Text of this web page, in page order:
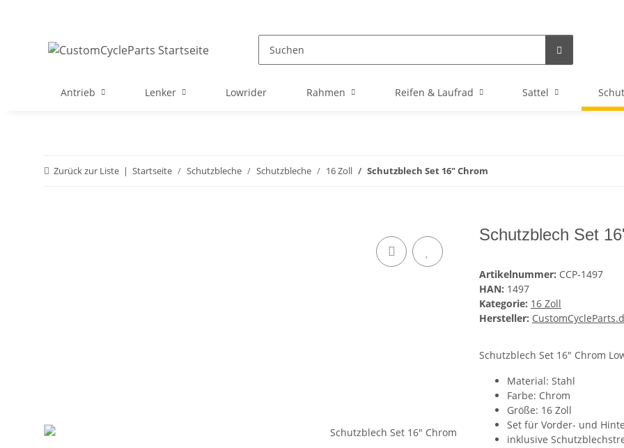
Antrieb Lenker Lowrider Rahmen Reifen & Laufrad Sattel
Zurück zur Liste Startseite Schutzbleche Schutzbleche 16 Zoll Schutzblech Set 16" Chrom
Schutzblech Set
Artikelnummer: CCP-1497
HAN: 1497
Kategorie: 16 Zoll
Hersteller:
Schutzblech Set 16" Chrom
Material: Stahl
Farbe: Chrom
Größe: 16 Zoll
Set für Vorder- und
inklusive